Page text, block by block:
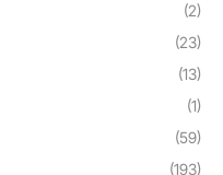
(2)
(23)
(13)
(1)
(59)
(193)